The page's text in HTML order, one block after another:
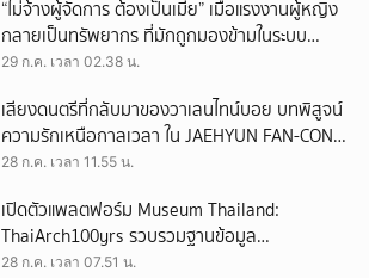
“ไม่จ้างผู้จัดการ ต้องเป็นเมีย” เมื่อแรงงานผู้หญิง
กลายเป็นทรัพยากร ที่มักถูกมองข้ามในระบบ
เศรษฐกิจแรงงาน
29 ก.ค. เวลา 02.38 น.
เสียงดนตรีที่กลับมาของวาเลนไทน์บอย บทพิสูจน์
ความรักเหนือกาลเวลา ใน JAEHYUN FAN-CON
TOUR
28 ก.ค. เวลา 11.55 น.
เปิดตัวแพลตฟอร์ม Museum Thailand:
ThaiArch100yrs รวบรวมฐานข้อมูล
สถาปัตยกรรม 100 ปีภาคเหนือ มุ่งขับเคลื่อน
28 ก.ค. เวลา 07.51 น.